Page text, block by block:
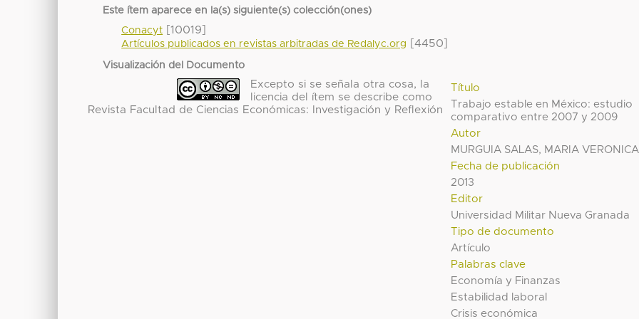
Este ítem aparece en la(s) siguiente(s) colección(ones)
Conacyt [10019]
Artículos publicados en revistas arbitradas de Redalyc.org [4450]
Visualización del Documento
Título
Trabajo estable en México: estudio
comparativo entre 2007 y 2009
Autor
MURGUIA SALAS, MARIA VERONICA
Fecha de publicación
2013
Editor
Universidad Militar Nueva Granada
Tipo de documento
Artículo
Palabras clave
Economía y Finanzas
Estabilidad laboral
Crisis económica
Excepto si se señala otra cosa, la
licencia del ítem se describe como
Revista Facultad de Ciencias Económicas: Investigación y Reflexión